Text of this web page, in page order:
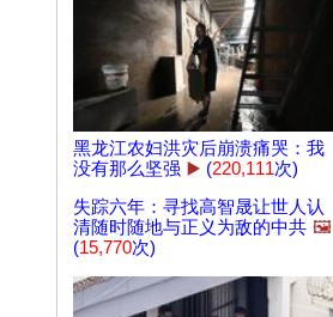
黑龙江农妇洪灾后崩溃痛哭：我
没有那么坚强 ▶️ (220,111次)
失踪六年：寻找高智晟让世人认
清随时随地与正义为敌的中共 🖼️
(15,770次)